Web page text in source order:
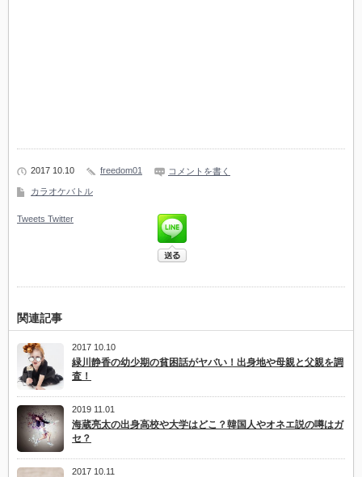
2017 10.10 freedom01 コメントを書く
カラオケバトル
Tweets Twitter
関連記事
2017 10.10
緑川静香の幼少期の貧困話がヤバい！出身地や母親と父親を調
査！
2019 11.01
海蔵亮太の出身高校や大学はどこ？韓国人やオネエ説の噂はガ
セ？
2017 10.11